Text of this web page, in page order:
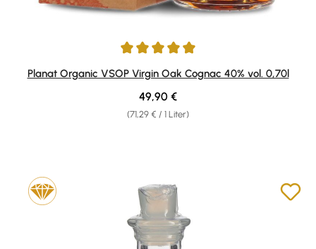
Durchschnittliche Bewertung von 5 von 5 Sternen
Planat Organic VSOP Virgin Oak Cognac 40% vol. 0,70l
(71,29 € / 1 Liter)
Regulärer Preis:
49,90 €